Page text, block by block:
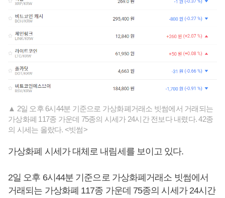
▲ 2일 오후 6시44분 기준으로 가상화폐거래소 빗썸에서 거래되는
가상화폐 117종 가운데 75종의 시세가 24시간 전보다 내렸다. 42종
의 시세는 올랐다. <빗썸>
가상화폐 시세가 대체로 내림세를 보이고 있다.
2일 오후 6시44분 기준으로 가상화폐거래소 빗썸에서
거래되는 가상화폐 117종 가운데 75종의 시세가 24시간